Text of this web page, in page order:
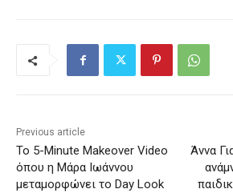
Previous article
Το 5-Minute Makeover Video
όπου η Μάρα Ιωάννου
μεταμορφώνει το Day Look
Άννα